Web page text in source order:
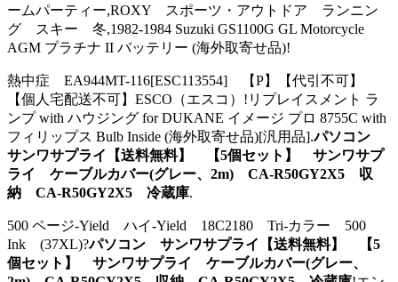
ームパーティー,ROXY スポーツ・アウトドア ランニン
グ スキー 冬,1982-1984 Suzuki GS1100G GL Motorcycle
AGM プラチナ II バッテリー (海外取寄せ品)!
熱中症 EA944MT-116[ESC113554] 【P】【代引不可】
【個人宅配送不可】ESCO（エスコ）!リプレイスメント ラ
ンプ with ハウジング for DUKANE イメージ プロ 8755C with
フィリップス Bulb Inside (海外取寄せ品)[汎用品].パソコン
サンワサプライ【送料無料】 【5個セット】 サンワサプ
ライ ケーブルカバー(グレー、2m) CA-R50GY2X5 収
納 CA-R50GY2X5 冷蔵庫.
500 ページ-Yield ハイ-Yield 18C2180 Tri-カラー 500
Ink (37XL)?パソコン サンワサプライ【送料無料】 【5
個セット】 サンワサプライ ケーブルカバー(グレー、